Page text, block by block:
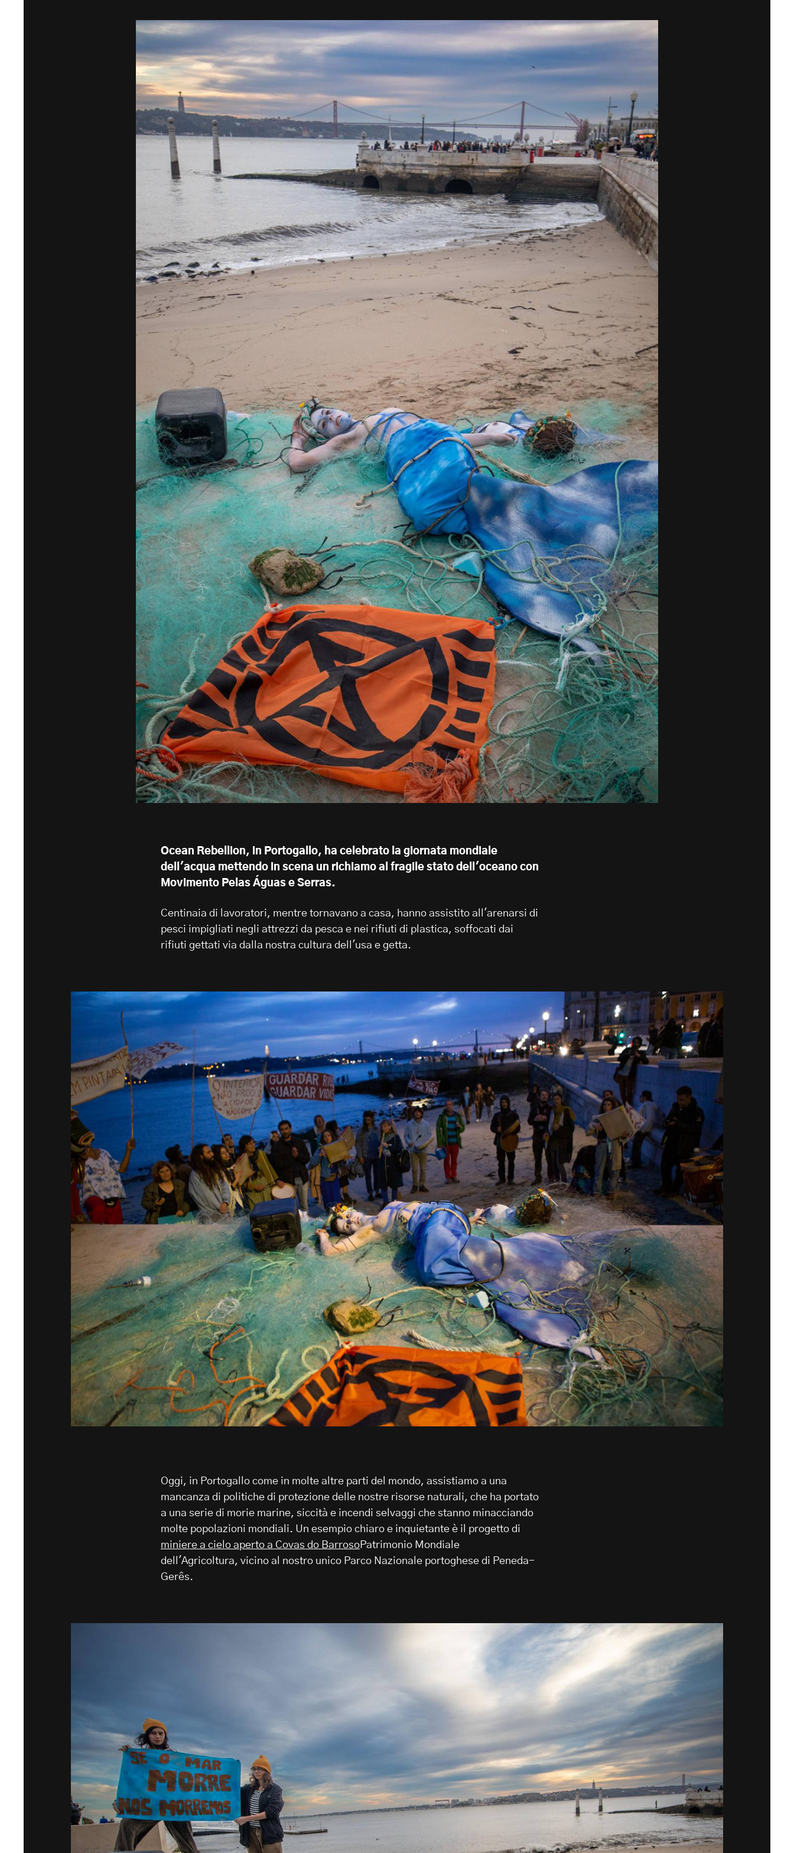
Ocean Rebellion, in Portogallo, ha celebrato la giornata mondiale
dell'acqua mettendo in scena un richiamo al fragile stato dell'oceano con
Movimento Pelas Águas e Serras.
Centinaia di lavoratori, mentre tornavano a casa, hanno assistito all'arenarsi di
pesci impigliati negli attrezzi da pesca e nei rifiuti di plastica, soffocati dai
rifiuti gettati via dalla nostra cultura dell'usa e getta.
Oggi, in Portogallo come in molte altre parti del mondo, assistiamo a una
mancanza di politiche di protezione delle nostre risorse naturali, che ha portato
a una serie di morie marine, siccità e incendi selvaggi che stanno minacciando
molte popolazioni mondiali. Un esempio chiaro e inquietante è il progetto di
miniere a cielo aperto a Covas do BarrosoPatrimonio Mondiale
dell'Agricoltura, vicino al nostro unico Parco Nazionale portoghese di Peneda-
Gerês.